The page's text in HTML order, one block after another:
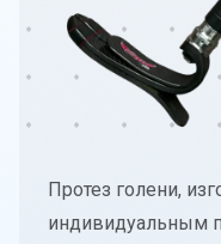
Блог
Протез голени,
индивидуальным